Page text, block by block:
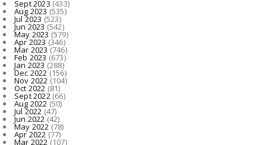
Sept 2023 (433)
Aug 2023 (535)
Jul 2023 (523)
Jun 2023(542)
May 2023(579)
Apr 2023 (346)
Mar 2023 (746)
Feb 2023 (673)
Jan 2023 (288)
Dec 2022(156)
Nov 2022 (104)
Oct 2022 (81)
Sept 2022(66)
Aug 2022 (50)
Jul 2022 (47)
Jun 2022(42)
May 2022(78)
Apr 2022 (77)
Mar 2022(107)